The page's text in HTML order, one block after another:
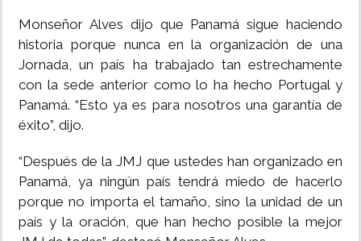
Monseñor Alves dijo que Panamá sigue haciendo
historia porque nunca en la organización de una
Jornada, un país ha trabajado tan estrechamente
con la sede anterior como lo ha hecho Portugal y
Panamá. “Esto ya es para nosotros una garantía de
éxito”, dijo.
“Después de la JMJ que ustedes han organizado en
Panamá, ya ningún país tendrá miedo de hacerlo
porque no importa el tamaño, sino la unidad de un
país y la oración, que han hecho posible la mejor